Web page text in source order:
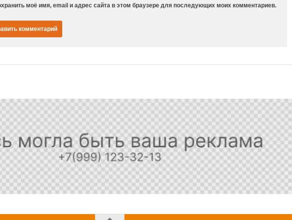
моё имя, email и адрес сайта в этом браузере для последующих моих комментариев.